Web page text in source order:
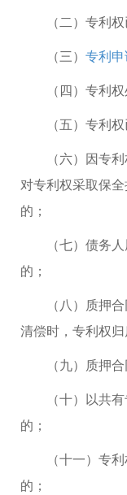
（二）专利权
（三） 专利
（四）专利权
（五）专利权
（六）因专利
对专利权采取保
的；
（七）债务人
的；
（八）质押合
清偿时，专利权归
（九）质押合
（十）以共有
的；
（十一）专利
的；